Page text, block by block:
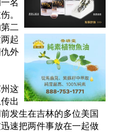
名
。
二
起
外
这
出
发生在吉林的多位美国
速把两件事放在一起做